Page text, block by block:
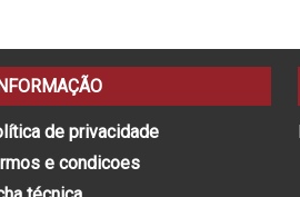
INFORMAÇÃO
de privacidade
e condicoes